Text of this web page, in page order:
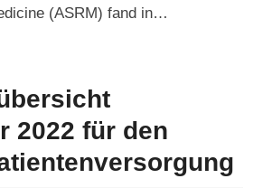
(ASRM) fand in…
2022 für den